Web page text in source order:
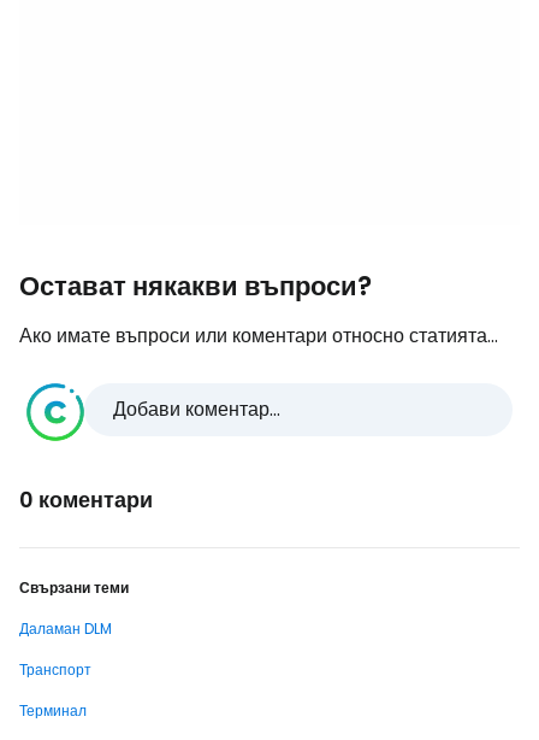
Остават някакви въпроси?
Ако имате въпроси или коментари относно статията...
Добави коментар...
0 коментари
Свързани теми
Даламан DLM
Транспорт
Терминал